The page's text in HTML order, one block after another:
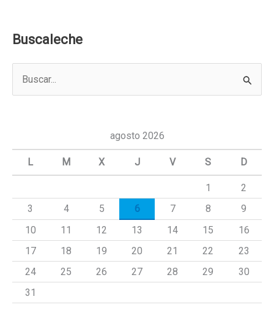
Buscaleche
a
agosto 2026
L M X J V S D
1
2
3
4 5 6 7 8
9
10
11 12 13 14 15
16
17
18 19 20 21 22
23
24
25 26 27 28 29
30
31